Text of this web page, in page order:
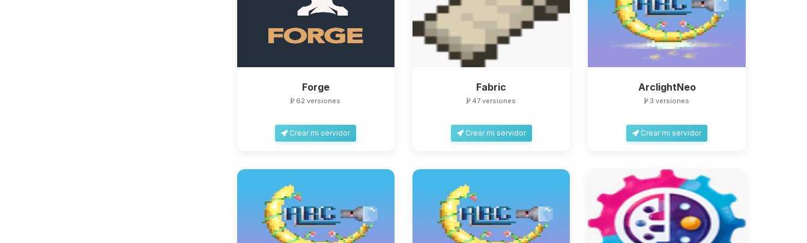
Forge
62 versiones
Crear mi servidor
Fabric
47 versiones
Crear mi servidor
ArclightNeo
3 versiones
Crear mi servidor